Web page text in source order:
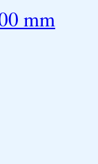
mm